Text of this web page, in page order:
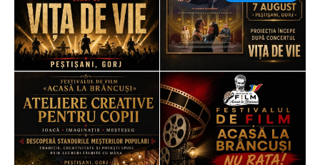
Adaugă aici textul pentru
subtitluAdaugă aici
textul pentru
subtitluAdaugă aici
textul pentru
subtitluAdaugă aici
textul pentru subti